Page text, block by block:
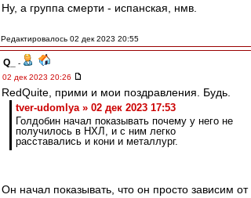
Ну, а группа смерти - испанская, нмв.
Редактировалось 02 дек 2023 20:55
Q_
-
02 дек 2023 20:26
RedQuite, прими и мои поздравления. Будь.
tver-udomlya » 02 дек 2023 17:53
Голдобин начал показывать почему у него не
получилось в НХЛ, и с ним легко
расставались и кони и металлург.
Он начал показывать, что он просто зависим от